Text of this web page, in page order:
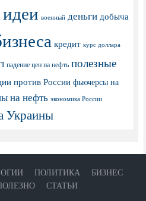
военный деньги добыча
кредит курс доллара
падение цен на нефть полезные
против России фьючерсы на
на нефть экономика России
Украины
ПОЛИТИКА
БИЗНЕС
СТАТЬИ